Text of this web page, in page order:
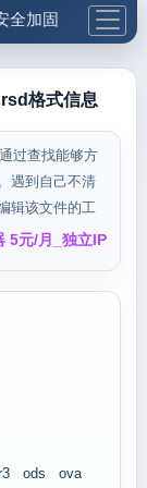
全加固
更多工具
格式信息
过查找能够方
遇到自己不清
辑该文件的工
5元/月_独立IP
ods ova